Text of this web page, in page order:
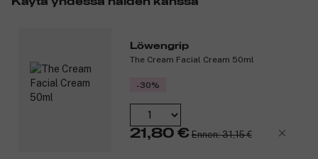
Löwengrip
The Cream Facial Cream 50ml
-30%
21,80 € Ennen: 31,15 €